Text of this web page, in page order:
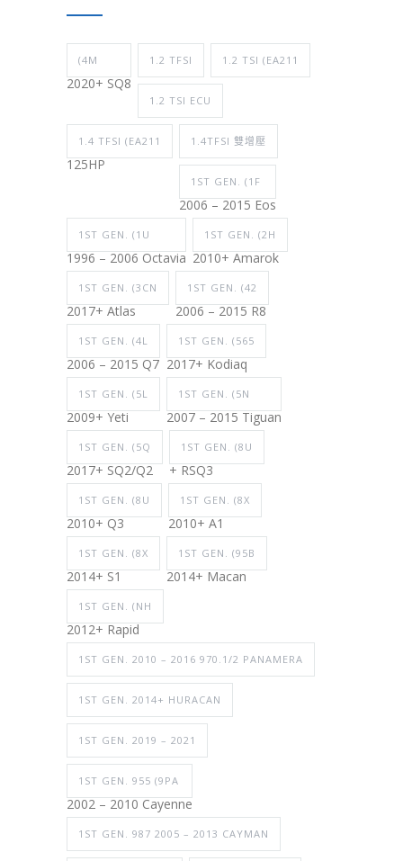
(4M
2020+ SQ8
1.2 TFSI 1.2 TSI (EA211
1.2 TSI ECU
1.4 TFSI (EA211
125HP
1.4TFSI 雙增壓
1ST GEN. (1F
2006 – 2015 Eos
1ST GEN. (1U
1996 – 2006 Octavia
1ST GEN. (2H
2010+ Amarok
1ST GEN. (3CN
2017+ Atlas
1ST GEN. (42
2006 – 2015 R8
1ST GEN. (4L
2006 – 2015 Q7
1ST GEN. (565
2017+ Kodiaq
1ST GEN. (5L
2009+ Yeti
1ST GEN. (5N
2007 – 2015 Tiguan
1ST GEN. (5Q
2017+ SQ2/Q2
1ST GEN. (8U
+ RSQ3
1ST GEN. (8U
2010+ Q3
1ST GEN. (8X
2010+ A1
1ST GEN. (8X
2014+ S1
1ST GEN. (95B
2014+ Macan
1ST GEN. (NH
2012+ Rapid
1ST GEN. 2010 – 2016 970.1/2 PANAMERA
1ST GEN. 2014+ HURACAN
1ST GEN. 2019 – 2021
1ST GEN. 955 (9PA
2002 – 2010 Cayenne
1ST GEN. 987 2005 – 2013 CAYMAN